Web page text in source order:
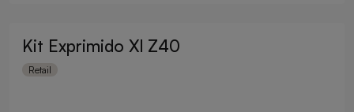
Kit Exprimido Xl Z40
Retail